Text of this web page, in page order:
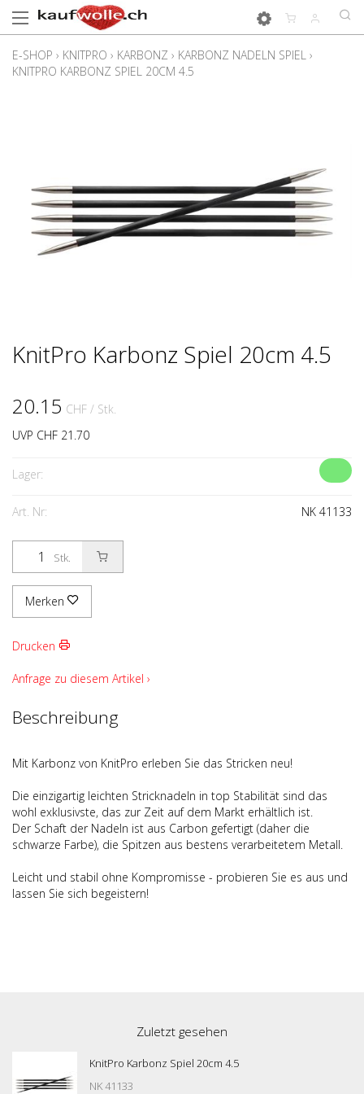
E-SHOP › KNITPRO › KARBONZ › KARBONZ NADELN SPIEL ›
KNITPRO KARBONZ SPIEL 20CM 4.5
KnitPro Karbonz Spiel 20cm 4.5
20.15 CHF / Stk.
UVP CHF 21.70
Lager:
Art. Nr: NK 41133
Stk.
Merken
Drucken
Anfrage zu diesem Artikel ›
Beschreibung
Mit Karbonz von KnitPro erleben Sie das Stricken neu!
Die einzigartig leichten Stricknadeln in top Stabilität sind das
wohl exklusivste, das zur Zeit auf dem Markt erhältlich ist.
Der Schaft der Nadeln ist aus Carbon gefertigt (daher die
schwarze Farbe), die Spitzen aus bestens verarbeitetem Metall.
Leicht und stabil ohne Kompromisse - probieren Sie es aus und
lassen Sie sich begeistern!
Zuletzt gesehen
KnitPro Karbonz Spiel 20cm 4.5
NK 41133